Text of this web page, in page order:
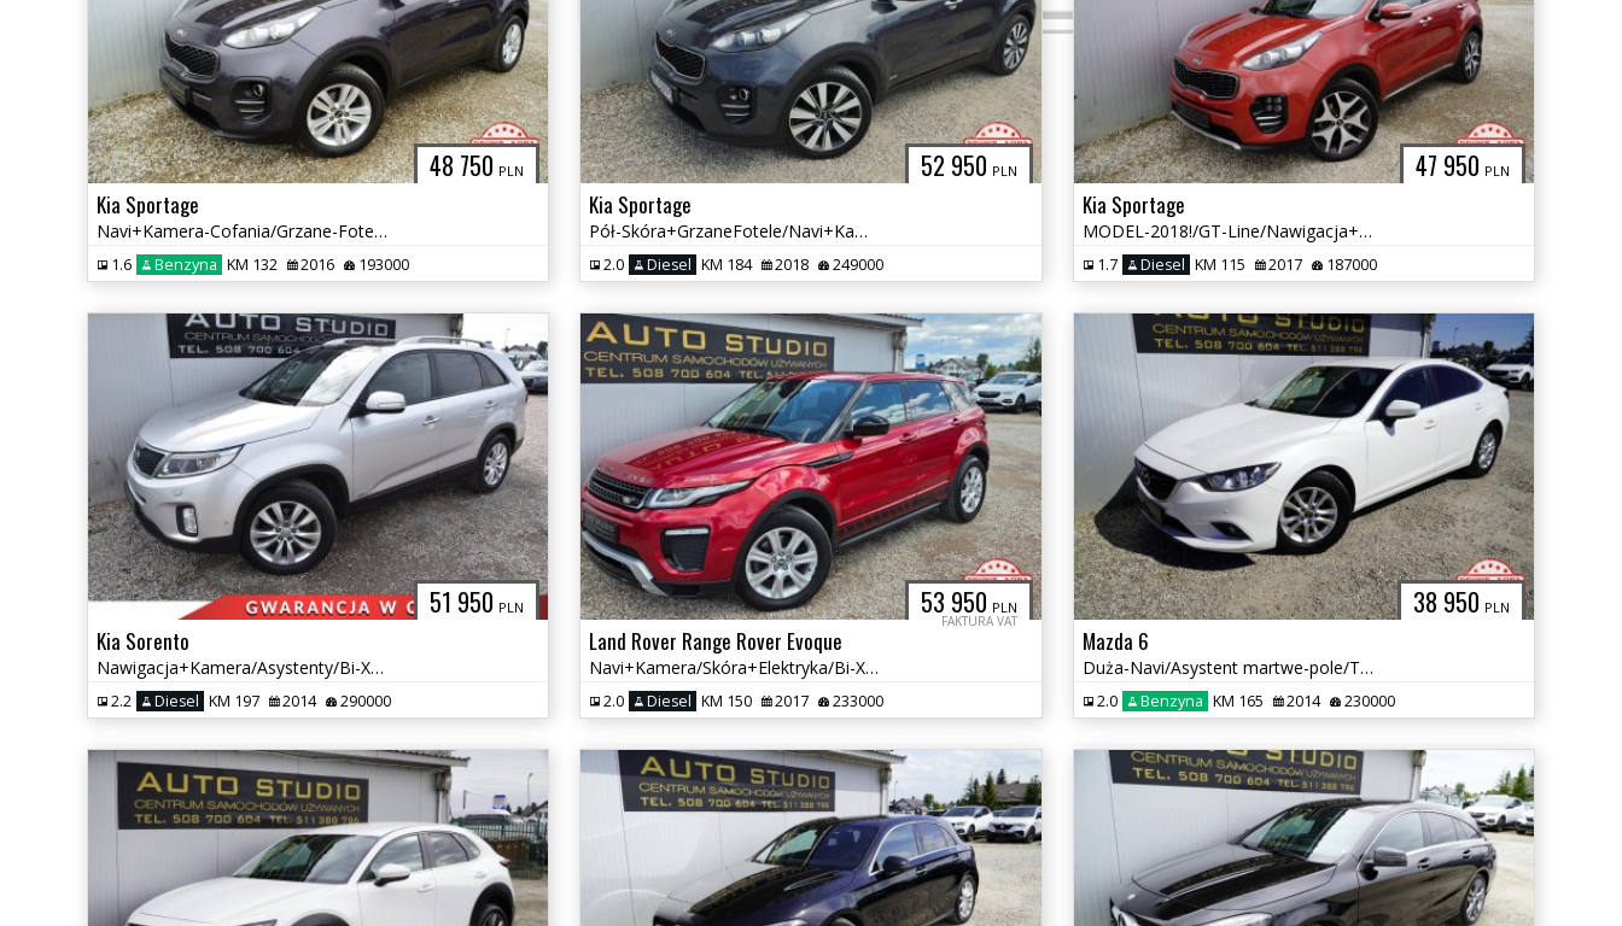
48 750 PLN
Kia Sportage
Navi+Kamera-Cofania/Grzane-Fotele(przód+tył)/Klimatronic/Asystenty!
1.6 Benzyna KM 132 2016 193000
52 950 PLN
Kia Sportage
Pół-Skóra+GrzaneFotele/Navi+Kamera/Tempomat/Klimatronic/4X4+184KM!
2.0 Diesel KM 184 2018 249000
47 950 PLN
Kia Sportage
MODEL-2018!/GT-Line/Nawigacja+ Kamera/Skóra/Klimatronic/Panorama-Dach
1.7 Diesel KM 115 2017 187000
51 950 PLN
Kia Sorento
Nawigacja+Kamera/Asystenty/Bi-Xenon/Panorama-Dach/7-foteli/BOGATY!
2.2 Diesel KM 197 2014 290000
53 950 PLN
FAKTURA VAT
Land Rover Range Rover Evoque
Navi+Kamera/Skóra+Elektryka/Bi-Xenon/Asystenty/Tempomat/Full-SERWIS
2.0 Diesel KM 150 2017 233000
38 950 PLN
Mazda 6
Duża-Navi/Asystent martwe-pole/Tempomat/Parktronic/Komputer/Piękna!
2.0 Benzyna KM 165 2014 230000